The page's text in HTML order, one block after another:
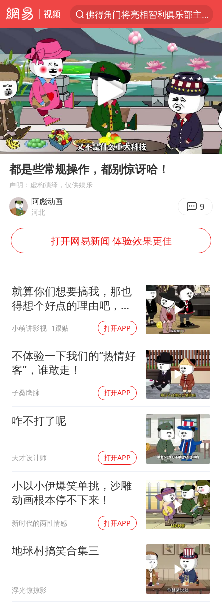
视频
佛得角门将亮相智利俱乐部主场
以“新”破局 首发经济点亮城市消费活力
陈熠被张本美和连扳三局逆转
看守所辅警收受10万获刑1年
宇树科技发行价格150.80元/股
U17国足1分钟轰2球
法国将禁止“未经同意的电话营销”
吉林一“温度计大楼”读数爆表
五粮液渠道价一箱上涨近百元
贵州轮胎子公司获美国退税8136万
我国编制完成新版全月地质图
外交部发言人就广岛核爆81周年等答记者问
首次证实！“胶球”存在
东方甄选被判赔偿江小白30万元
奋进开新局 实干挑大梁
Play
00:00 02:49
都是些常规操作，都别惊讶哈！
声明：虚构演绎，仅供娱乐
阿彪动画
河北 9
打开网易新闻 体验效果更佳
就算你们想要搞我，那也
得想个好点的理由吧，这
小萌讲影视 1跟贴 打开APP
不体验一下我们的“热情好
客”，谁敢走！
子桑鹰脉 打开APP
咋不打了呢
天才设计师 打开APP
小以小伊爆笑单挑，沙雕
动画根本停不下来！
新时代的两性情感 打开APP
地球村搞笑合集三
浮光惊掠影